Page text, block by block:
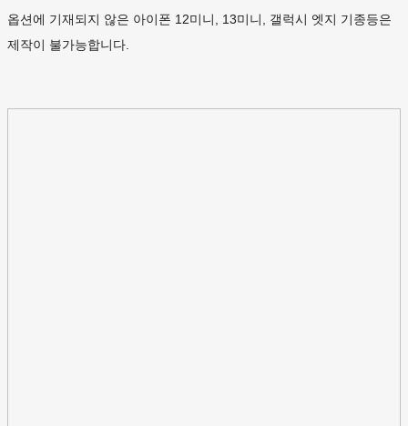
옵션에 기재되지 않은 아이폰 12미니, 13미니, 갤럭시 엣지 기종등은
제작이 불가능합니다.